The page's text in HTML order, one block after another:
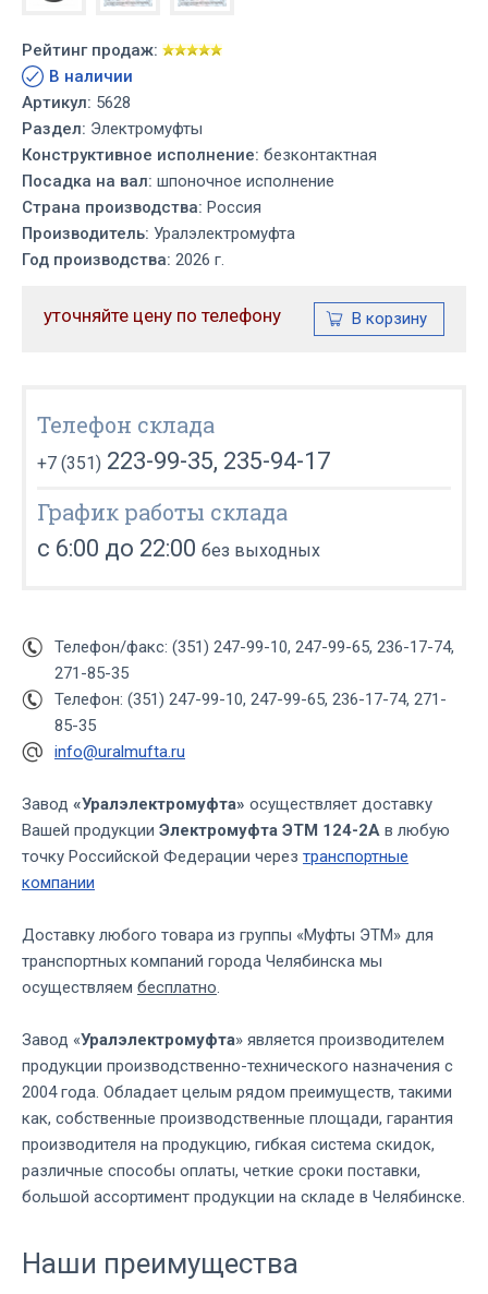
Рейтинг продаж:
В наличии
Артикул: 5628
Раздел: Электромуфты
Конструктивное исполнение: безконтактная
Посадка на вал: шпоночное исполнение
Страна производства: Россия
Производитель: Уралэлектромуфта
Год производства: 2026 г.
уточняйте цену по телефону
Телефон склада
+7 (351) 223-99-35, 235-94-17
График работы склада
с 6:00 до 22:00 без выходных
Телефон/факс: (351) 247-99-10, 247-99-65, 236-17-74,
271-85-35
Телефон: (351) 247-99-10, 247-99-65, 236-17-74, 271-
85-35
info@uralmufta.ru
Завод «Уралэлектромуфта» осуществляет доставку
Вашей продукции Электромуфта ЭТМ 124-2А в любую
точку Российской Федерации через транспортные
компании
Доставку любого товара из группы «Муфты ЭТМ» для
транспортных компаний города Челябинска мы
осуществляем бесплатно.
Завод «Уралэлектромуфта» является производителем
продукции производственно-технического назначения с
2004 года. Обладает целым рядом преимуществ, такими
как, собственные производственные площади, гарантия
производителя на продукцию, гибкая система скидок,
различные способы оплаты, четкие сроки поставки,
большой ассортимент продукции на складе в Челябинске.
Наши преимущества